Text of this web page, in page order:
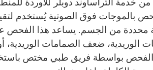
من خدمة التراساوند دوبلر للأوردة
بالموجات فوق الصوتية يُستخدم
محددة من الجسم. يساعد هذا الفحص
الوريدية، ضعف الصمامات الوريدية،
الفحص بواسطة فريق طبي مختص